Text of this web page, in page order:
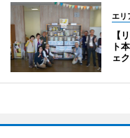
エリ
【
ト
ェ